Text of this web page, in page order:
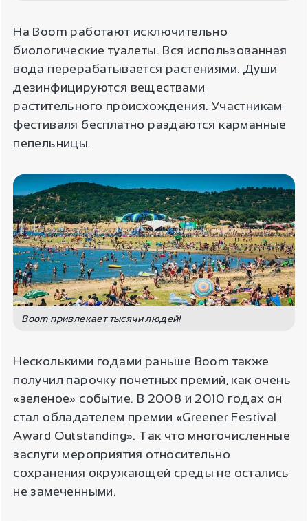
На Boom работают исключительно
биологические туалеты. Вся использованная
вода перерабатывается растениями. Души
дезинфицируются веществами
растительного происхождения. Участникам
фестиваля бесплатно раздаются карманные
пепельницы.
Boom привлекает тысячи людей!
Несколькими годами раньше Boom также
получил парочку почетных премий, как очень
«зеленое» событие. В 2008 и 2010 годах он
стал обладателем премии «Greener Festival
Award Outstanding». Так что многочисленные
заслуги мероприятия относительно
сохранения окружающей среды не остались
не замеченными.